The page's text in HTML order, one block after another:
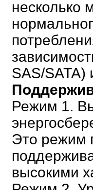
несколько
SAS/SATA)
Режим 1.
Это режим
высокими